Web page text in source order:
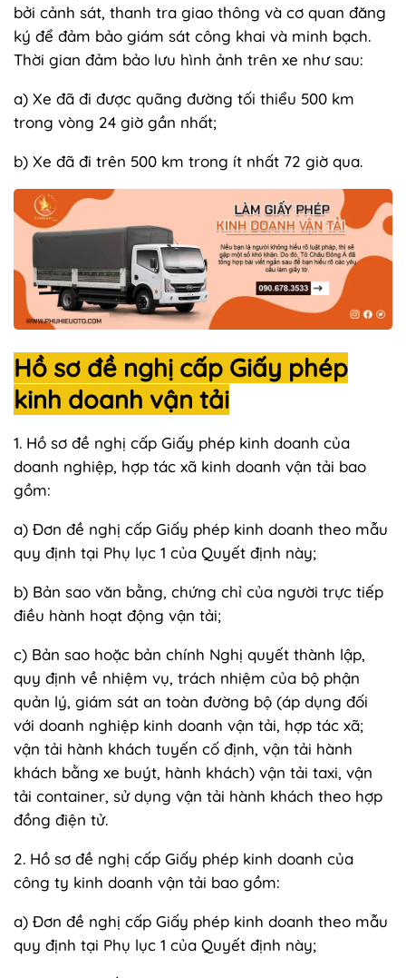
bởi cảnh sát, thanh tra giao thông và cơ quan đăng
ký để đảm bảo giám sát công khai và minh bạch.
Thời gian đảm bảo lưu hình ảnh trên xe như sau:
a) Xe đã đi được quãng đường tối thiểu 500 km
trong vòng 24 giờ gần nhất;
b) Xe đã đi trên 500 km trong ít nhất 72 giờ qua.
Hồ sơ đề nghị cấp Giấy phép
kinh doanh vận tải
1. Hồ sơ đề nghị cấp Giấy phép kinh doanh của
doanh nghiệp, hợp tác xã kinh doanh vận tải bao
gồm:
a) Đơn đề nghị cấp Giấy phép kinh doanh theo mẫu
quy định tại Phụ lục 1 của Quyết định này;
b) Bản sao văn bằng, chứng chỉ của người trực tiếp
điều hành hoạt động vận tải;
c) Bản sao hoặc bản chính Nghị quyết thành lập,
quy định về nhiệm vụ, trách nhiệm của bộ phận
quản lý, giám sát an toàn đường bộ (áp dụng đối
với doanh nghiệp kinh doanh vận tải, hợp tác xã;
vận tải hành khách tuyến cố định, vận tải hành
khách bằng xe buýt, hành khách) vận tải taxi, vận
tải container, sử dụng vận tải hành khách theo hợp
đồng điện tử.
2. Hồ sơ đề nghị cấp Giấy phép kinh doanh của
công ty kinh doanh vận tải bao gồm:
a) Đơn đề nghị cấp Giấy phép kinh doanh theo mẫu
quy định tại Phụ lục 1 của Quyết định này;